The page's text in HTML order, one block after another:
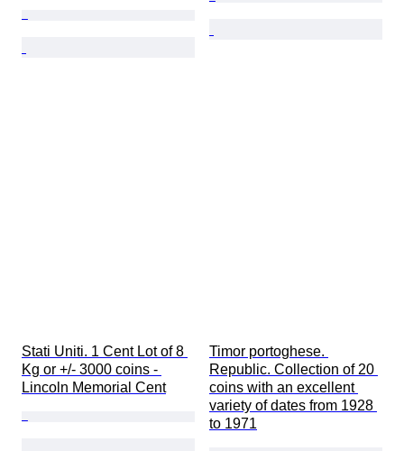
Stati Uniti. 1 Cent Lot of 8
Kg or +/- 3000 coins -
Lincoln Memorial Cent
Timor portoghese.
Republic. Collection of 20
coins with an excellent
variety of dates from 1928
to 1971